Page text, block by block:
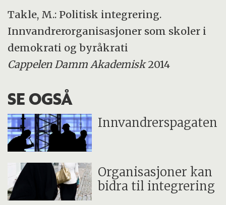
Takle, M.: Politisk integrering.
Innvandrerorganisasjoner som skoler i
demokrati og byråkrati
Cappelen Damm Akademisk2014
SE OGSÅ
Innvandrerspagaten
Organisasjoner kan
bidra til integrering